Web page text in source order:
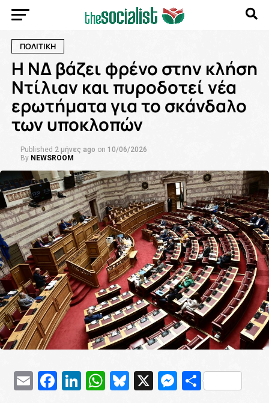
ΠΟΛΙΤΙΚΗ
Η ΝΔ βάζει φρένο στην κλήση
Ντίλιαν και πυροδοτεί νέα
ερωτήματα για το σκάνδαλο
των υποκλοπών
Published 2 μήνες ago on 10/06/2026
By NEWSROOM
EmailFacebook
LinkedIn
WhatsApp
Bluesky
X